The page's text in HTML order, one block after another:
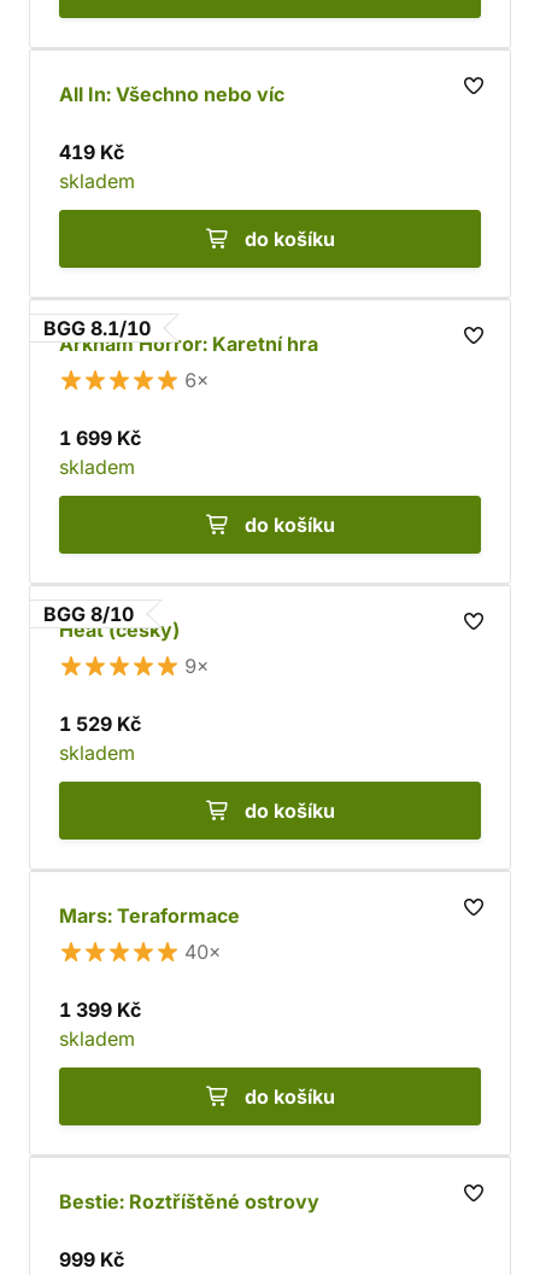
All In: Všechno nebo víc
419 Kč
skladem
do košíku
BGG 8.1/10
Arkham Horror: Karetní hra
6×
1 699 Kč
skladem
do košíku
BGG 8/10
Heat (česky)
9×
1 529 Kč
skladem
do košíku
Mars: Teraformace
40×
1 399 Kč
skladem
do košíku
Bestie: Roztříštěné ostrovy
999 Kč